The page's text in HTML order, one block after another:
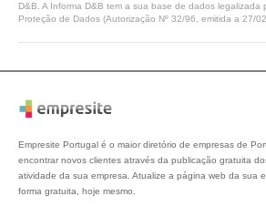
D&B. A Informa D&B tem a sua base de dados legalizada
Proteção de Dados (Autorização Nº 32/96, emitida a 27/
Empresite Portugal é o maior diretório de empresas de
encontrar novos clientes através da publicação gratuita
atividade da sua empresa. Atualize a página web da sua
forma gratuita, hoje mesmo.